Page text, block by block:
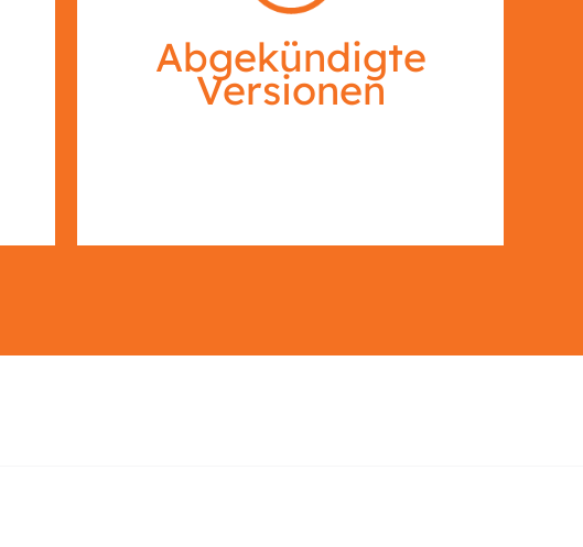
Abgekündigte
Versionen